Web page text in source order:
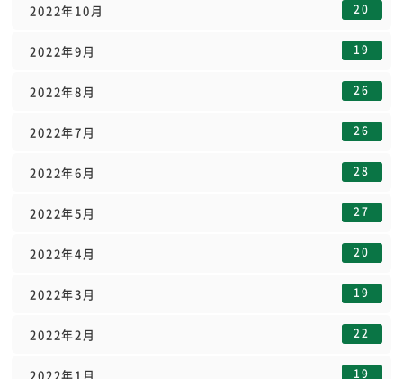
2022年10月 20
2022年9月 19
2022年8月 26
2022年7月 26
2022年6月 28
2022年5月 27
2022年4月 20
2022年3月 19
2022年2月 22
2022年1月 19